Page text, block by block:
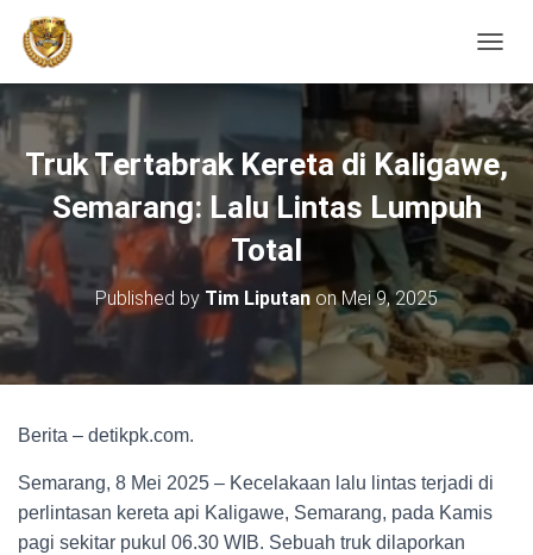
Truk Tertabrak Kereta di Kaligawe,
Semarang: Lalu Lintas Lumpuh
Total
Published by Tim Liputan onMei 9, 2025
Berita – detikpk.com.
Semarang, 8 Mei 2025 – Kecelakaan lalu lintas terjadi di
perlintasan kereta api Kaligawe, Semarang, pada Kamis
pagi sekitar pukul 06.30 WIB. Sebuah truk dilaporkan